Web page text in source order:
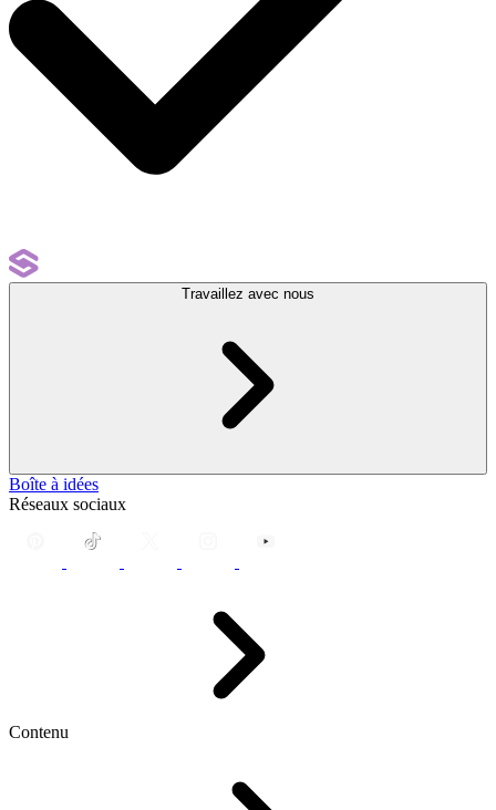
Travaillez avec nous
Boîte à idées
Réseaux sociaux
Contenu